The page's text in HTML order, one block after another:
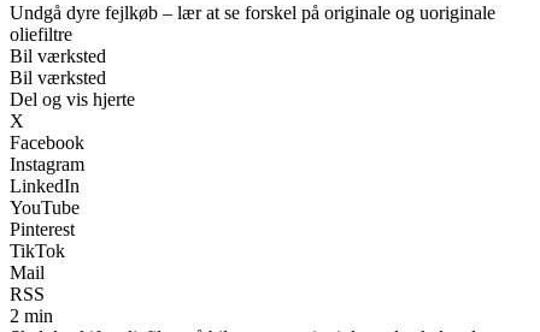
Undgå dyre fejlkøb – lær at se forskel på originale og uoriginale
oliefiltre
Bil værksted
Bil værksted
Del og vis hjerte
X
Facebook
Instagram
LinkedIn
YouTube
Pinterest
TikTok
Mail
RSS
2 min